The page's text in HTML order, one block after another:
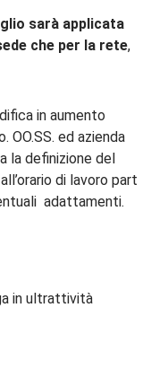
sarà applicata
che per la rete,
in aumento
ed azienda
la definizione del
di lavoro part
adattamenti.
in ultrattività